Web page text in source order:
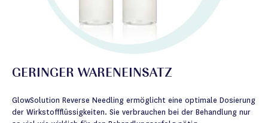
GERINGER WARENEINSATZ
GlowSolution Reverse Needling ermöglicht eine optimale Dosierung
der Wirkstoffflüssigkeiten. Sie verbrauchen bei der Behandlung nur